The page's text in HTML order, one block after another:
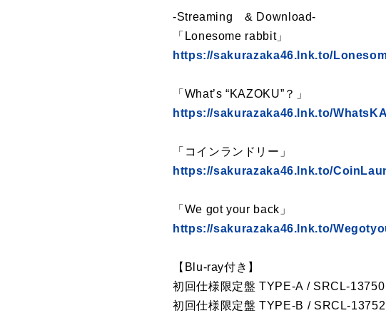
-Streaming & Download-
「Lonesome rabbit」
https://sakurazaka46.lnk.to/
「What’s “KAZOKU”？」
https://sakurazaka46.lnk.to/
「コインランドリー」
https://sakurazaka46.lnk.to/
「We got your back」
https://sakurazaka46.lnk.to/
【Blu-ray付き】
初回仕様限定盤 TYPE-A / SRCL-
初回仕様限定盤 TYPE-B / SRCL-